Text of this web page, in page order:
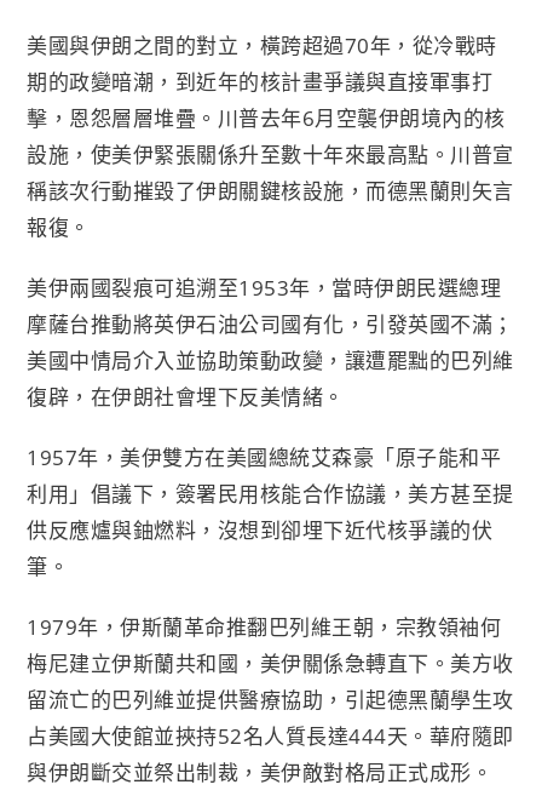
美國與伊朗之間的對立，橫跨超過70年，從冷戰時
期的政變暗潮，到近年的核計畫爭議與直接軍事打
擊，恩怨層層堆疊。川普去年6月空襲伊朗境內的核
設施，使美伊緊張關係升至數十年來最高點。川普宣
稱該次行動摧毀了伊朗關鍵核設施，而德黑蘭則矢言
報復。
美伊兩國裂痕可追溯至1953年，當時伊朗民選總理
摩薩台推動將英伊石油公司國有化，引發英國不滿；
美國中情局介入並協助策動政變，讓遭罷黜的巴列維
復辟，在伊朗社會埋下反美情緒。
1957年，美伊雙方在美國總統艾森豪「原子能和平
利用」倡議下，簽署民用核能合作協議，美方甚至提
供反應爐與鈾燃料，沒想到卻埋下近代核爭議的伏
筆。
1979年，伊斯蘭革命推翻巴列維王朝，宗教領袖何
梅尼建立伊斯蘭共和國，美伊關係急轉直下。美方收
留流亡的巴列維並提供醫療協助，引起德黑蘭學生攻
占美國大使館並挾持52名人質長達444天。華府隨即
與伊朗斷交並祭出制裁，美伊敵對格局正式成形。